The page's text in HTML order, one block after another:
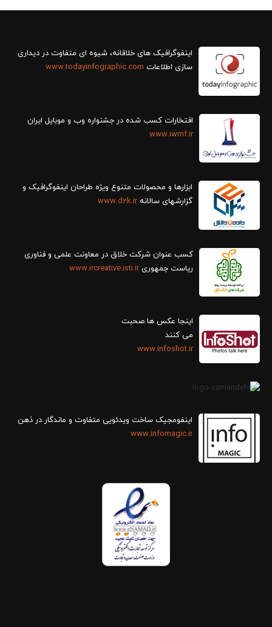
سازی اطلاعات www.todayinfographic.com
افتخارات کسب شده در جشنواره وب و موبایل ایران
www.iwmf.ir
ابزارها و محصولات متنوع ویژه طراحان اینفوگرافیک و
گزارش‎های سالانه
www.d2k.ir
کسب عنوان شرکت خلاق در معاونت علمی و فناوری
ریاست جمهوریwww.ircreative.isti.ir
اینجا عکس ها صحبت
می کنند
www.infoshot.ir
اینفومجیک ساخت ویدئویی متفاوت و ماندگار در ذهن
www.infomagic.ir